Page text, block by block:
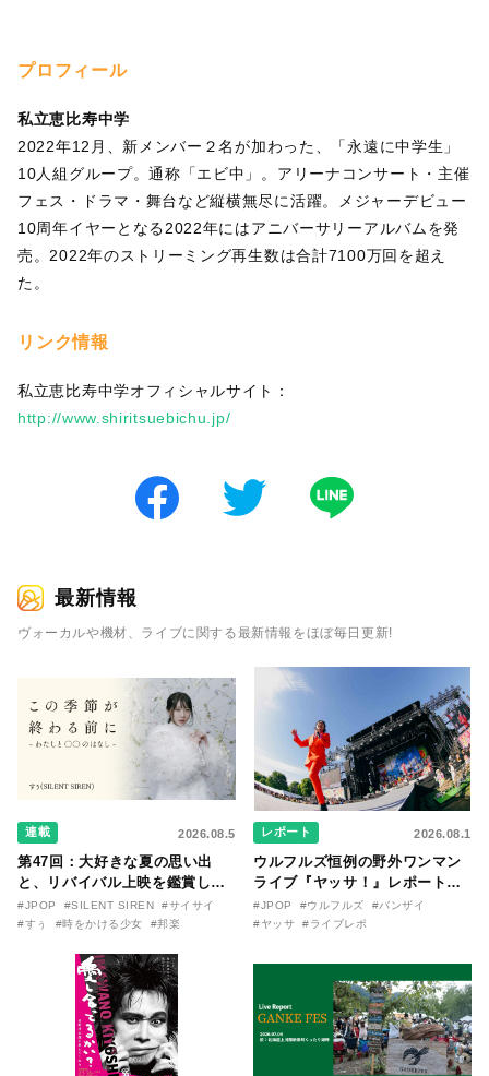
プロフィール
私立恵比寿中学
2022年12月、新メンバー２名が加わった、「永遠に中学生」
10人組グループ。通称「エビ中」。アリーナコンサート・主催
フェス・ドラマ・舞台など縦横無尽に活躍。メジャーデビュー
10周年イヤーとなる2022年にはアニバーサリーアルバムを発
売。2022年のストリーミング再生数は合計7100万回を超え
た。
リンク情報
私立恵比寿中学オフィシャルサイト：
http://www.shiritsuebichu.jp/
最新情報
ヴォーカルや機材、ライブに関する最新情報をほぼ毎日更新!
連載 2026.08.5
第47回：大好きな夏の思い出
と、リバイバル上映を鑑賞した
『時をかける少女』のおはなし
〜SILENT SIREN・すぅ『この
〇のはなし〜』
#JPOP #SILENT SIREN
#サイサイ
#すぅ
#時をかける少女 #邦楽
レポート 2026.08.1
ウルフルズ恒例の野外ワンマン
ライブ『ヤッサ！』レポート！
リリースから30年を迎えたアル
バム『バンザイ』完全再現に、
た日。
#JPOP #ウルフルズ
#バンザイ
#ヤッサ
#ライブレポ